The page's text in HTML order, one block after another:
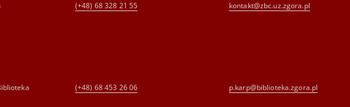
(+48) 68 328 21 55 kontakt@zbc.uz.zgora.pl
(+48) 68 453 26 06 p.karp@biblioteka.zgora.pl